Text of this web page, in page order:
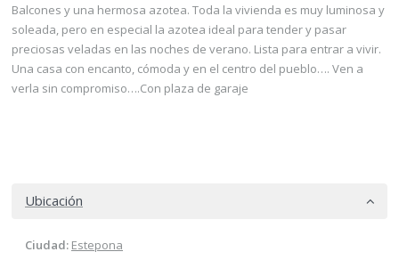
Balcones y una hermosa azotea. Toda la vivienda es muy luminosa y
soleada, pero en especial la azotea ideal para tender y pasar
preciosas veladas en las noches de verano. Lista para entrar a vivir.
Una casa con encanto, cómoda y en el centro del pueblo…. Ven a
verla sin compromiso….Con plaza de garaje
Ubicación
Ciudad: Estepona